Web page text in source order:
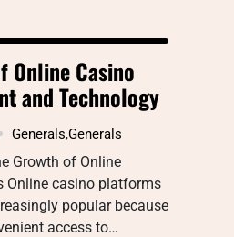
Online Casino
and Technology
Generals,Generals
Growth of Online
Online casino platforms
popular because
access to…